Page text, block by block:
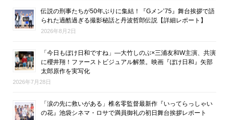
伝説の刑事たちが50年ぶりに集結！『Gメン’75』舞台挨拶で語
られた過酷過ぎる撮影秘話と丹波哲郎伝説【詳細レポート】
2026年8月2日
「今日もぼけ日和ですね」―大竹しのぶ×三浦友和W主演、共演
に櫻井翔！ファーストビジュアル解禁。映画『ぼけ日和』矢部
太郎原作を実写化
2026年7月28日
「涙の先に救いがある」椎名零監督最新作『いってらっしゃい
の花』池袋シネマ・ロサで満員御礼の初日舞台挨拶レポート